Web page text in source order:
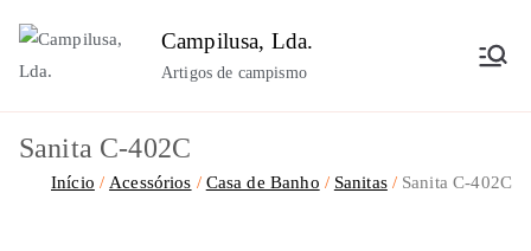
para
conteúdo
Campilusa, Lda.
Artigos de campismo
Sanita C-402C
Início Acessórios Casa de Banho Sanitas Sanita C-402C